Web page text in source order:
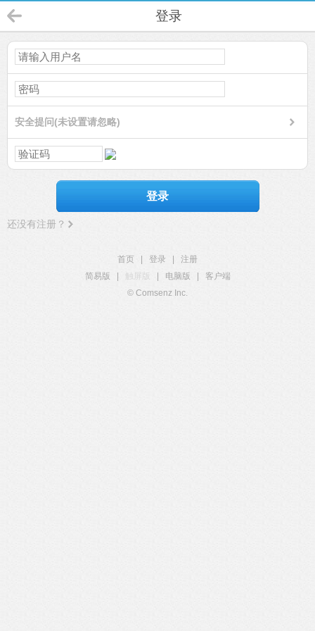
登录
安全提问(未设置请忽略)
登录
还没有注册？
首页 登录
注册
简易版
触屏版 电脑版
客户端
© Comsenz Inc.